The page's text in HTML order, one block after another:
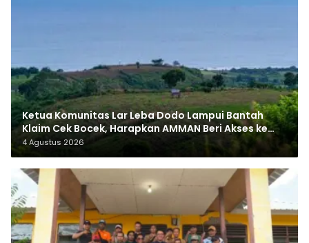
Ketua Komunitas Lar Leba Dodo Lampui Bantah
Klaim Cek Bocek, Harapkan AMMAN Beri Akses ke
Makam Leluhur
4 Agustus 2026